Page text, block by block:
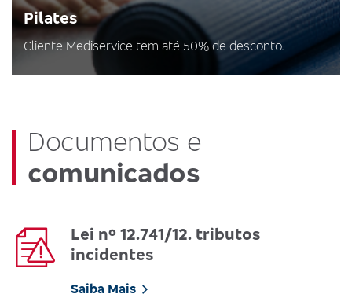
Pilates
Cliente Mediservice tem até 50% de desconto.
Documentos e
comunicados
Lei nº 12.741/12. tributos
incidentes
Saiba Mais